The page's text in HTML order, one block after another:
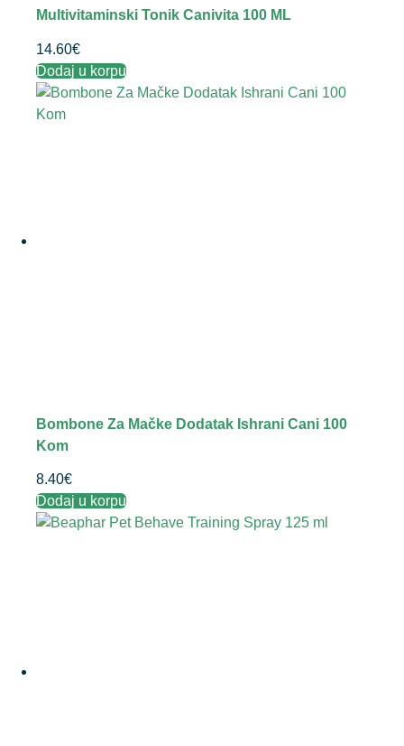
Multivitaminski Tonik Canivita 100 ML
14.60€
Dodaj u korpu
Bombone Za Mačke Dodatak Ishrani Cani 100
Kom
8.40€
Dodaj u korpu